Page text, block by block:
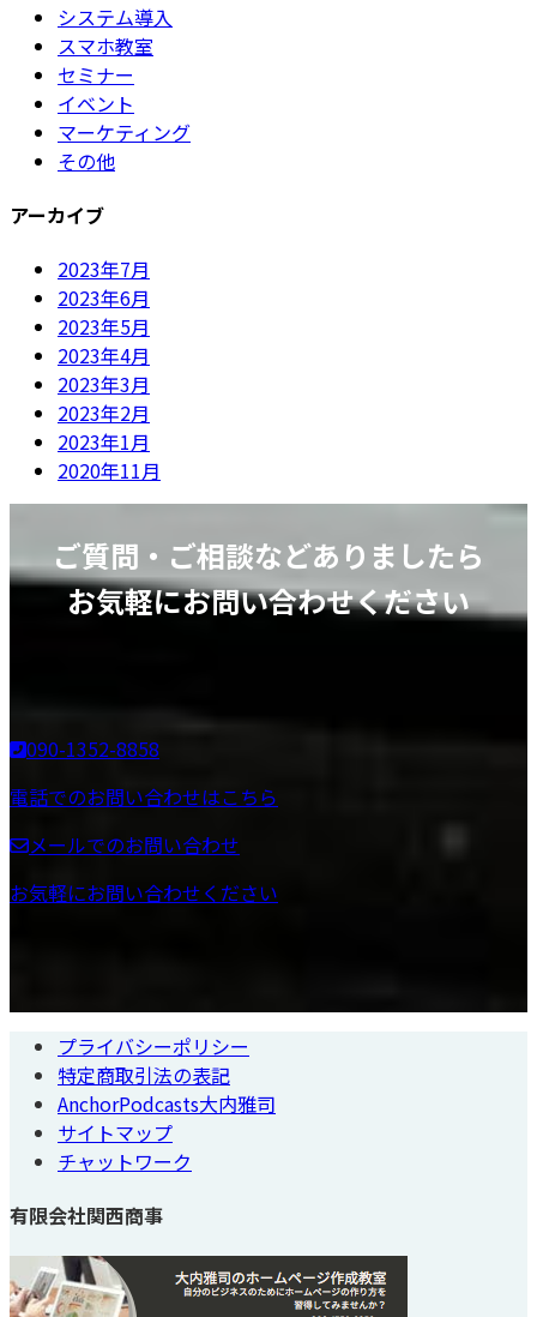
システム導入
スマホ教室
セミナー
イベント
マーケティング
その他
アーカイブ
2023年7月
2023年6月
2023年5月
2023年4月
2023年3月
2023年2月
2023年1月
2020年11月
ご質問・ご相談などありましたら
お気軽にお問い合わせください
090-1352-8858
電話でのお問い合わせはこちら
メールでのお問い合わせ
お気軽にお問い合わせください
プライバシーポリシー
特定商取引法の表記
AnchorPodcasts大内雅司
サイトマップ
チャットワーク
有限会社関西商事